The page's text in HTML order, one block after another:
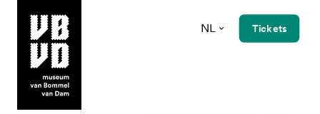
museum van Bommel van Dam
NL Tickets